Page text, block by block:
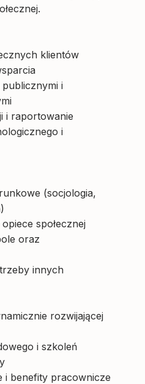
klientów
publicznymi i
i raportowanie
i
(socjologia,
społecznej
oraz
innych
rozwijającej
i szkoleń
i benefity pracownicze